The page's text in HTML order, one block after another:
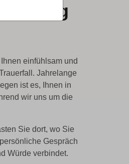
einfühlsam und
Jahrelange
ist es, Ihnen in
wir uns um die
Sie dort, wo Sie
Gespräch
Würde verbindet.